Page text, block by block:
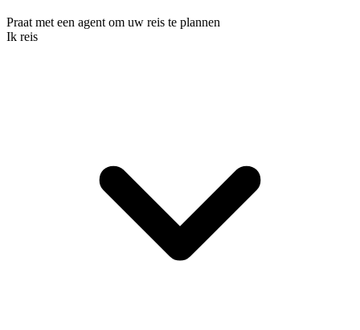
Praat met een agent om uw reis te plannen
Ik reis